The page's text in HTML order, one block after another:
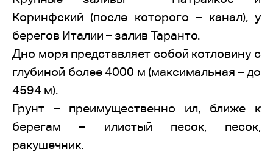
Коринфский (после которого – канал), у
берегов Италии – залив Таранто.
Дно моря представляет собой котловину с
глубиной более 4000 м (максимальная – до
4594 м).
Грунт – преимущественно ил, ближе к
берегам – илистый песок, песок,
ракушечник.